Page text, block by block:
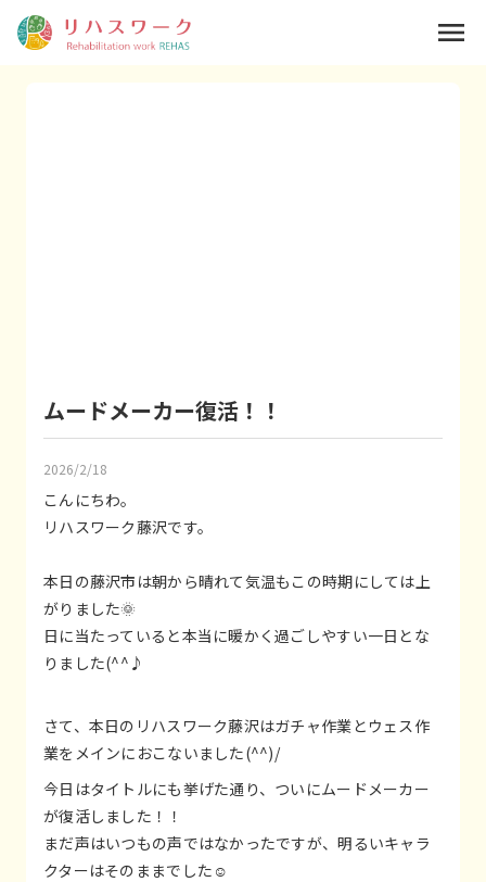
ムードメーカー復活！！
2026/2/18
こんにちわ。
リハスワーク藤沢です。
本日の藤沢市は朝から晴れて気温もこの時期にしては上
がりました🌞
日に当たっていると本当に暖かく過ごしやすい一日とな
りました(^^♪
さて、本日のリハスワーク藤沢はガチャ作業とウェス作
業をメインにおこないました(^^)/
今日はタイトルにも挙げた通り、ついにムードメーカー
が復活しました！！
まだ声はいつもの声ではなかったですが、明るいキャラ
クターはそのままでした☺
menu